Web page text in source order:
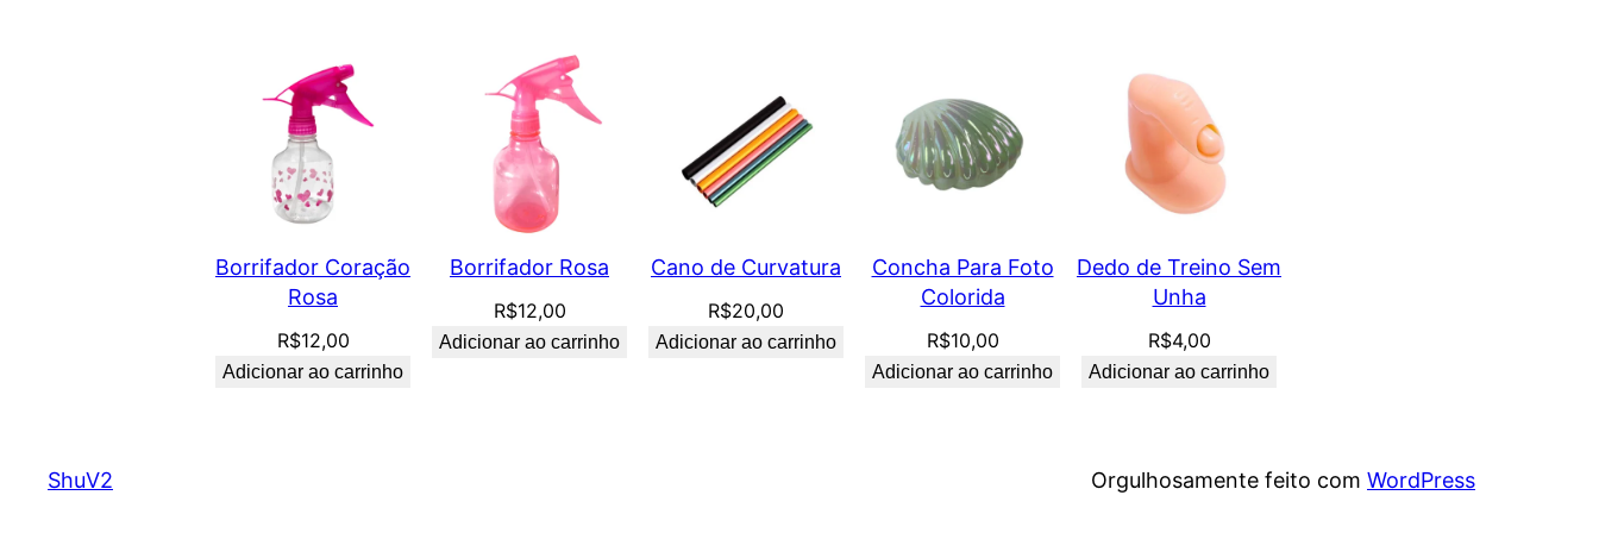
Borrifador Coração
Rosa
R$12,00
Adicionar ao carrinho
Borrifador Rosa
R$12,00
Adicionar ao carrinho
Cano de Curvatura
R$20,00
Adicionar ao carrinho
Concha Para Foto
Colorida
R$10,00
Adicionar ao carrinho
Dedo de Treino Sem
Unha
R$4,00
Adicionar ao carrinho
ShuV2 Orgulhosamente feito com WordPress